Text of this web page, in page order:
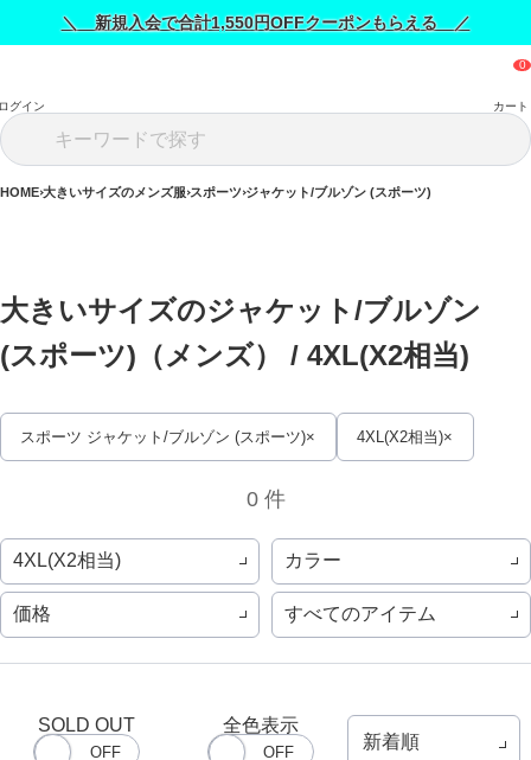
＼ 新規入会で合計1,550円OFFクーポンもらえる ／
グイン カート
HOME 大きいサイズのメンズ服 スポーツ ジャケット/ブルゾン (スポーツ)
大きいサイズのジャケット/ブルゾン
(スポーツ)（メンズ） / 4XL(X2相当)
スポーツ ジャケット/ブルゾン (スポーツ) 4XL(X2相当)
0 件
4XL(X2相当) カラー
価格 すべてのアイテム
SOLD OUT 全色表示